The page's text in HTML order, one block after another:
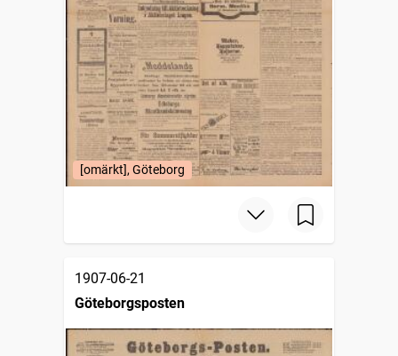
[omärkt], Göteborg
1907-06-21
Göteborgsposten